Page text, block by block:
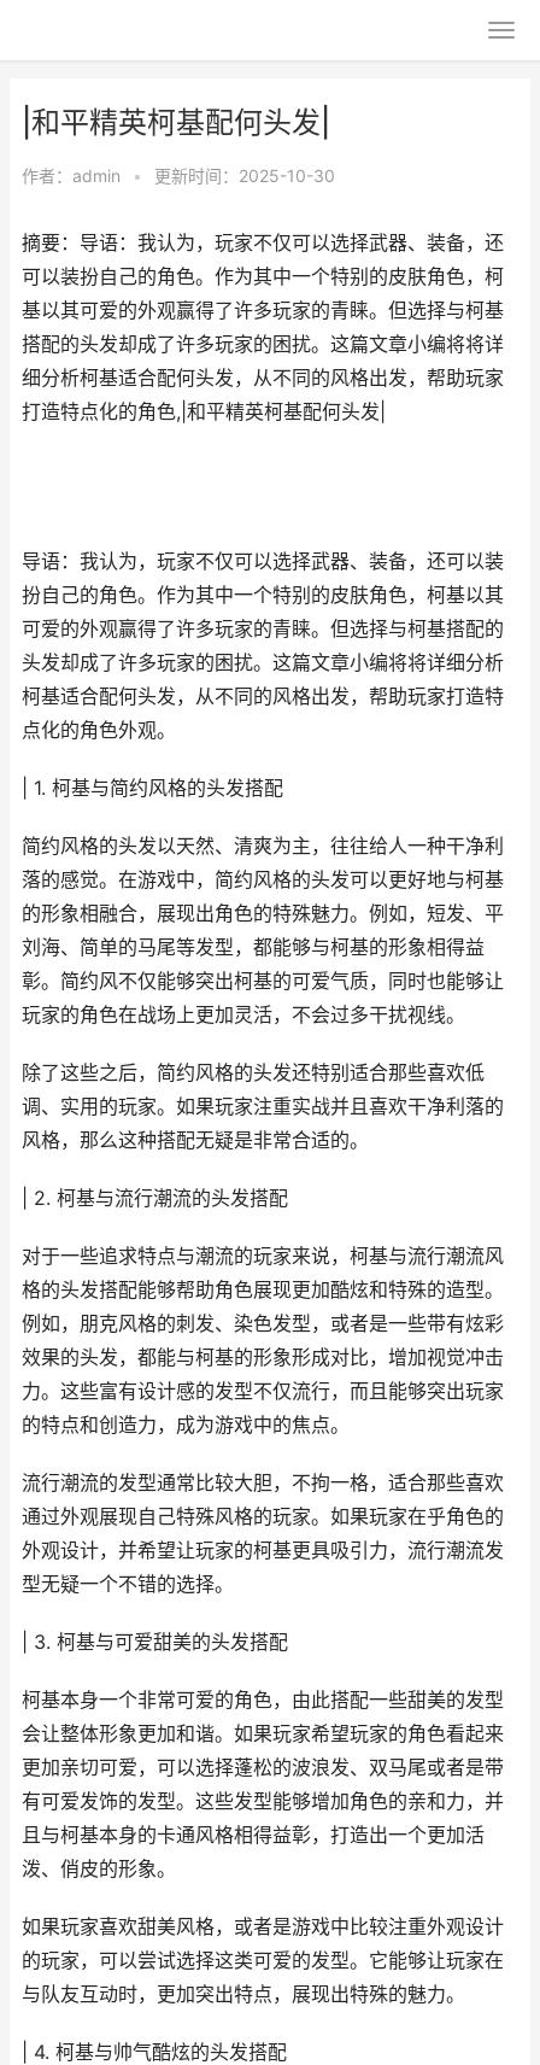
|和平精英柯基配何头发|
作者： admin • 更新时间：2025-10-30
摘要：导语：我认为，玩家不仅可以选择武器、装备，还
可以装扮自己的角色。作为其中一个特别的皮肤角色，柯
基以其可爱的外观赢得了许多玩家的青睐。但选择与柯基
搭配的头发却成了许多玩家的困扰。这篇文章小编将将详
细分析柯基适合配何头发，从不同的风格出发，帮助玩家
打造特点化的角色,|和平精英柯基配何头发|
导语：我认为，玩家不仅可以选择武器、装备，还可以装
扮自己的角色。作为其中一个特别的皮肤角色，柯基以其
可爱的外观赢得了许多玩家的青睐。但选择与柯基搭配的
头发却成了许多玩家的困扰。这篇文章小编将将详细分析
柯基适合配何头发，从不同的风格出发，帮助玩家打造特
点化的角色外观。
| 1. 柯基与简约风格的头发搭配
简约风格的头发以天然、清爽为主，往往给人一种干净利
落的感觉。在游戏中，简约风格的头发可以更好地与柯基
的形象相融合，展现出角色的特殊魅力。例如，短发、平
刘海、简单的马尾等发型，都能够与柯基的形象相得益
彰。简约风不仅能够突出柯基的可爱气质，同时也能够让
玩家的角色在战场上更加灵活，不会过多干扰视线。
除了这些之后，简约风格的头发还特别适合那些喜欢低
调、实用的玩家。如果玩家注重实战并且喜欢干净利落的
风格，那么这种搭配无疑是非常合适的。
| 2. 柯基与流行潮流的头发搭配
对于一些追求特点与潮流的玩家来说，柯基与流行潮流风
格的头发搭配能够帮助角色展现更加酷炫和特殊的造型。
例如，朋克风格的刺发、染色发型，或者是一些带有炫彩
效果的头发，都能与柯基的形象形成对比，增加视觉冲击
力。这些富有设计感的发型不仅流行，而且能够突出玩家
的特点和创造力，成为游戏中的焦点。
流行潮流的发型通常比较大胆，不拘一格，适合那些喜欢
通过外观展现自己特殊风格的玩家。如果玩家在乎角色的
外观设计，并希望让玩家的柯基更具吸引力，流行潮流发
型无疑一个不错的选择。
| 3. 柯基与可爱甜美的头发搭配
柯基本身一个非常可爱的角色，由此搭配一些甜美的发型
会让整体形象更加和谐。如果玩家希望玩家的角色看起来
更加亲切可爱，可以选择蓬松的波浪发、双马尾或者是带
有可爱发饰的发型。这些发型能够增加角色的亲和力，并
且与柯基本身的卡通风格相得益彰，打造出一个更加活
泼、俏皮的形象。
如果玩家喜欢甜美风格，或者是游戏中比较注重外观设计
的玩家，可以尝试选择这类可爱的发型。它能够让玩家在
与队友互动时，更加突出特点，展现出特殊的魅力。
| 4. 柯基与帅气酷炫的头发搭配